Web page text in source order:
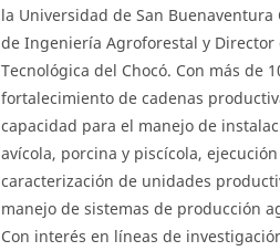
la Universidad de San
de Ingeniería Agroforestal y Director
Tecnológica del Chocó. Con más de
fortalecimiento de cadenas
capacidad para el manejo de
avícola, porcina y piscícola,
caracterización de unidades
manejo de sistemas de producción
Con interés en líneas de